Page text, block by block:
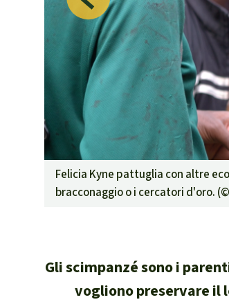
Felicia Kyne pattuglia con altre
bracconaggio o i cercatori d'oro. (©
Gli scimpanzé sono i
vogliono preservare il